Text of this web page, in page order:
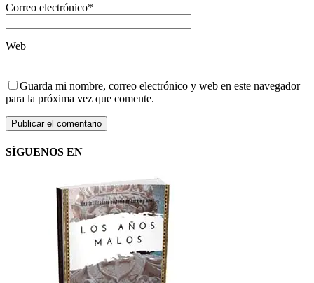
Correo electrónico*
Web
Guarda mi nombre, correo electrónico y web en este navegador
para la próxima vez que comente.
SÍGUENOS EN